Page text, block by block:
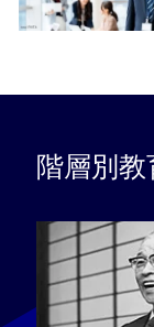
階層別